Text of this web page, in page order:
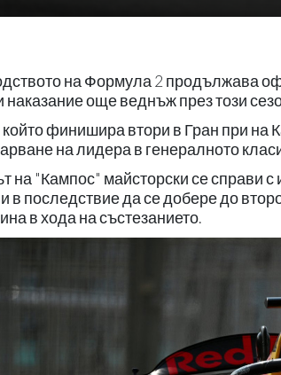
на Формула 2 продължава
наказание още веднъж през този
финишира втори в Гран при на
на лидера в генералното
на "Кампос" майсторски се справи
в последствие да се добере до
в хода на състезанието.